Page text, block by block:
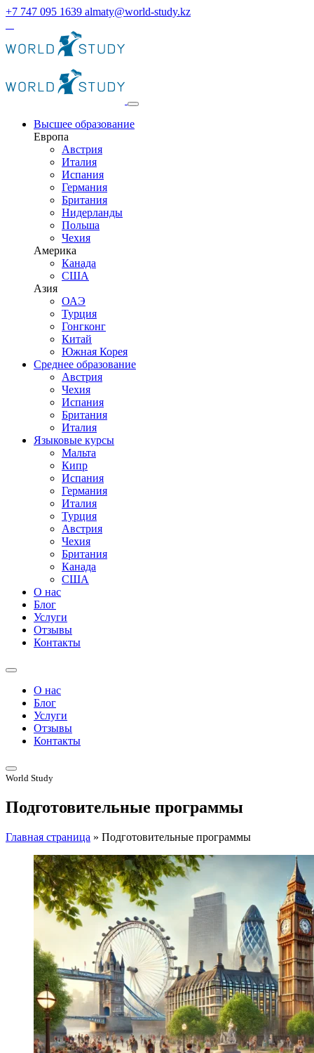
+7 747 095 1639 almaty@world-study.kz
Высшее образование
Европа
Австрия
Италия
Испания
Германия
Британия
Нидерланды
Польша
Чехия
Америка
Канада
США
Азия
ОАЭ
Турция
Гонгконг
Китай
Южная Корея
Среднее образование
Австрия
Чехия
Испания
Британия
Италия
Языковые курсы
Мальта
Кипр
Испания
Германия
Италия
Турция
Австрия
Чехия
Британия
Канада
США
О нас
Блог
Услуги
Отзывы
Контакты
О нас
Блог
Услуги
Отзывы
Контакты
World Study
Подготовительные программы
Главная страница » Подготовительные программы